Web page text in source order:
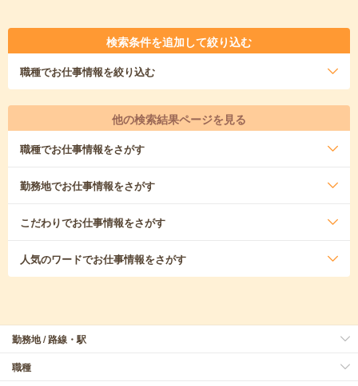
検索条件を追加して絞り込む
職種でお仕事情報を絞り込む
他の検索結果ページを見る
職種でお仕事情報をさがす
勤務地でお仕事情報をさがす
こだわりでお仕事情報をさがす
人気のワードでお仕事情報をさがす
勤務地 / 路線・駅
職種